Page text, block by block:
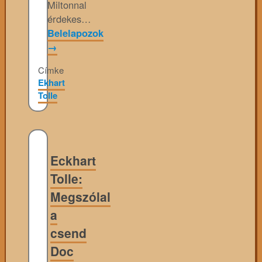
Miltonnal
érdekes…
Belelapozok
→
Címke
Ekhart
Tolle
Eckhart
Tolle:
Megszólal
a
csend
Doc